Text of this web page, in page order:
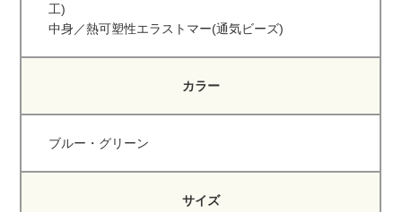
工)
中身／熱可塑性エラストマー(通気ビーズ)
カラー
ブルー・グリーン
サイズ